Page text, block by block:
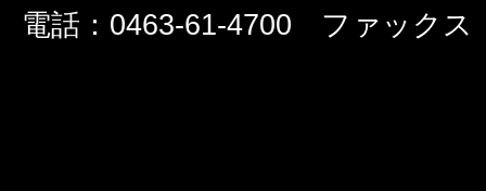
電話：0463-61-4700 ファックス